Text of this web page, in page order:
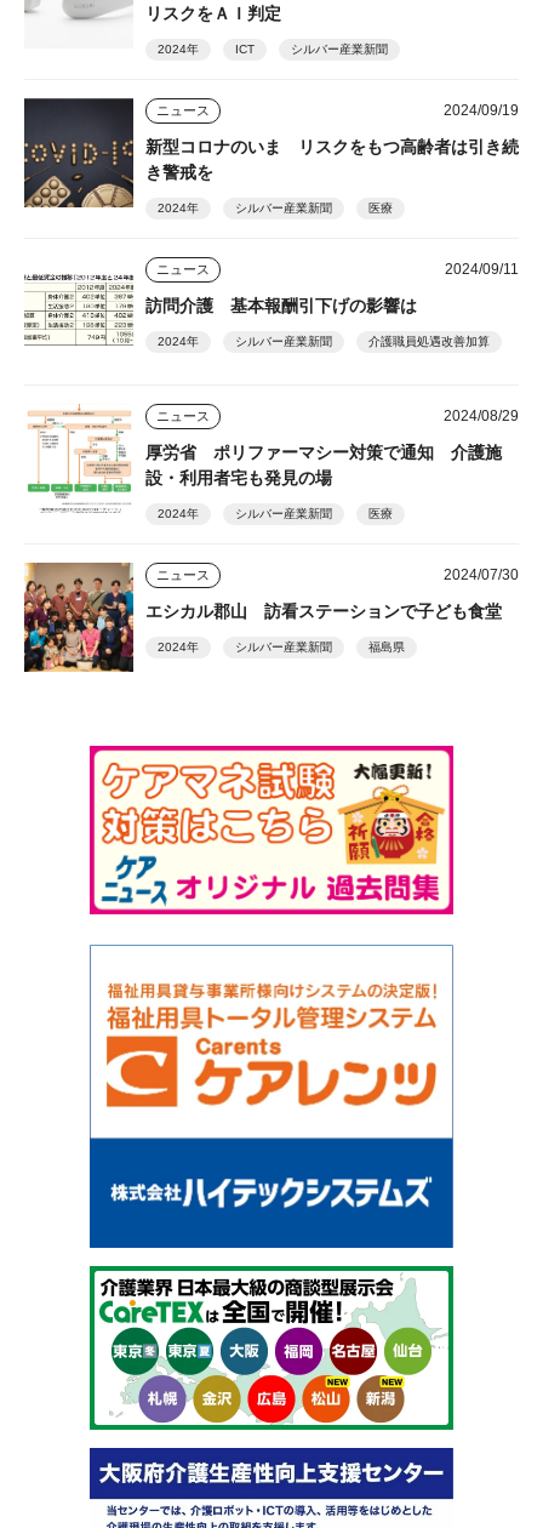
リスクをＡＩ判定
2024年 ICT シルバー産業新聞
ニュース 2024/09/19
新型コロナのいま リスクをもつ高齢者は引き続
き警戒を
2024年 シルバー産業新聞 医療
ニュース 2024/09/11
訪問介護 基本報酬引下げの影響は
2024年 シルバー産業新聞 介護職員処遇改善加算
ニュース 2024/08/29
厚労省 ポリファーマシー対策で通知 介護施
設・利用者宅も発見の場
2024年 シルバー産業新聞 医療
ニュース 2024/07/30
エシカル郡山 訪看ステーションで子ども食堂
2024年 シルバー産業新聞 福島県